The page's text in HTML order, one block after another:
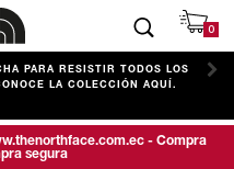
0
PARA RESISTIR TODOS LOS
LA COLECCIÓN AQUÍ.
- Compra
segura